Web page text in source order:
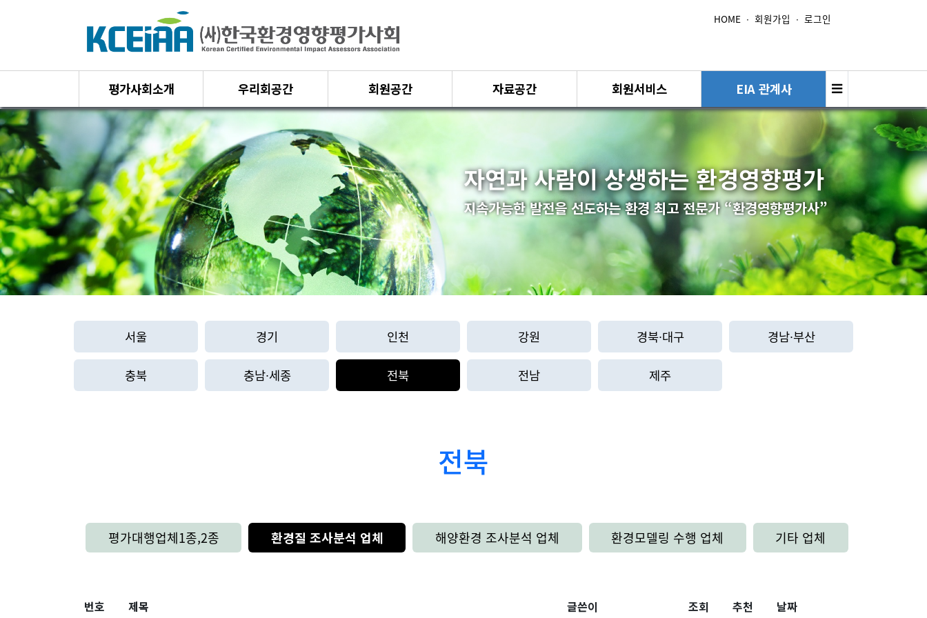
HOME ∙ 회원가입 ∙ 로그인
평가사회소개 우리회공간 회원공간 자료공간 회원서비스 EIA 관계사
자연과 사람이 상생하는 환경영향평가
지속가능한 발전을 선도하는 환경 최고 전문가 “환경영향평가사”
서울 경기 인천 강원 경북∙대구 경남∙부산
충북 충남∙세종 전북 전남 제주
전북
평가대행업체1종,2종 환경질 조사분석 업체 해양환경 조사분석 업체 환경모델링 수행 업체 기타 업체
번호 제목 글쓴이 조회 추천 날짜